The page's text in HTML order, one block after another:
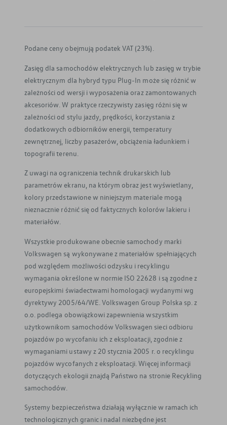
Podane ceny obejmują podatek VAT (23%).
Zasięg dla samochodów elektrycznych lub zasięg w trybie
elektrycznym dla hybryd typu Plug-In może się różnić w
zależności od wersji i wyposażenia oraz zamontowanych
akcesoriów. W praktyce rzeczywisty zasięg różni się w
zależności od stylu jazdy, prędkości, korzystania z
dodatkowych odbiorników energii, temperatury
zewnętrznej, liczby pasażerów, obciążenia ładunkiem i
topografii terenu.
Z uwagi na ograniczenia technik drukarskich lub
parametrów ekranu, na którym obraz jest wyświetlany,
kolory przedstawione w niniejszym materiale mogą
nieznacznie różnić się od faktycznych kolorów lakieru i
materiałów.
Wszystkie produkowane obecnie samochody marki
Volkswagen są wykonywane z materiałów spełniających
pod względem możliwości odzysku i recyklingu
wymagania określone w normie ISO 22628 i są zgodne z
europejskimi świadectwami homologacji wydanymi wg
dyrektywy 2005/64/WE. Volkswagen Group Polska sp. z
o.o. podlega obowiązkowi zapewnienia wszystkim
użytkownikom samochodów Volkswagen sieci odbioru
pojazdów po wycofaniu ich z eksploatacji, zgodnie z
wymaganiami ustawy z 20 stycznia 2005 r. o recyklingu
pojazdów wycofanych z eksploatacji. Więcej informacji
dotyczących ekologii znajdą Państwo na stronie Recykling
samochodów.
Systemy bezpieczeństwa działają wyłącznie w ramach ich
technologicznych granic i nadal niezbędne jest